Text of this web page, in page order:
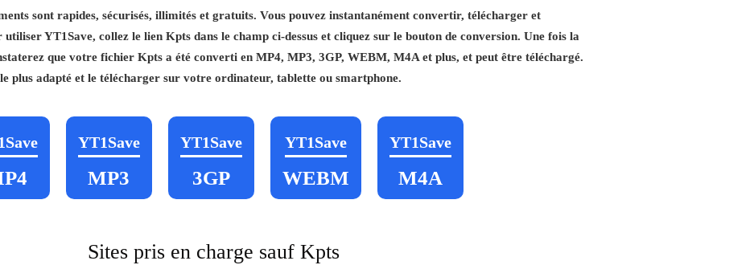
sont rapides, sécurisés, illimités et gratuits. Vous pouvez instantanément convertir, télécharger et
YT1Save, collez le lien Kpts dans le champ ci-dessus et cliquez sur le bouton de conversion. Une fois la
que votre fichier Kpts a été converti en MP4, MP3, 3GP, WEBM, M4A et plus, et peut être téléchargé.
plus adapté et le télécharger sur votre ordinateur, tablette ou smartphone.
YT1Save
MP3
YT1Save
3GP
YT1Save
WEBM
YT1Save
M4A
Sites pris en charge sauf Kpts